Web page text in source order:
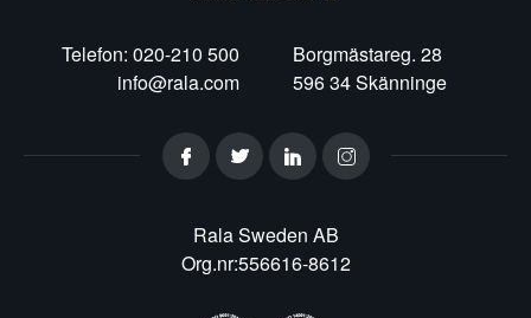
Telefon: 020-210 500
info@rala.com
Borgmästareg. 28
596 34 Skänninge
Rala Sweden AB
Org.nr:556616-8612